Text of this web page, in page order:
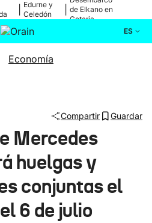
Edurne y
Celedón
de Elkano en
Getaria
ES
Actualidad
Ikusmiran
Eguraldia
Economía
Compartir Guardar
Mercedes
huelgas y
conjuntas el
6 de julio